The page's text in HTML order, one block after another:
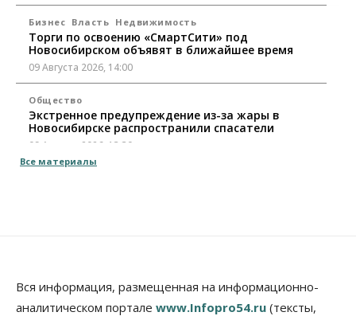
Бизнес Власть Недвижимость
Торги по освоению «СмартСити» под
Новосибирском объявят в ближайшее время
09 Августа 2026, 14:00
Общество
Экстренное предупреждение из-за жары в
Новосибирске распространили спасатели
09 Августа 2026, 13:30
«бронировать» со школы
Все материалы
Вся информация, размещенная на информационно-
аналитическом портале www.Infopro54.ru (тексты,